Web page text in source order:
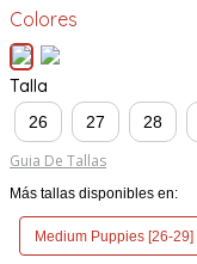
Colores
Talla
26 27 28
Guia De Tallas
Más tallas disponibles en:
Medium Puppies [26-29]